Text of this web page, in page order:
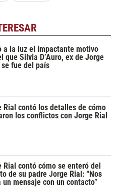
a la luz el impactante motivo
que Silvia D’Auro, ex de Jorge
se fue del país
Rial contó los detalles de cómo
los conflictos con Jorge Rial
Rial contó cómo se enteró del
de su padre Jorge Rial: “Nos
un mensaje con un contacto”